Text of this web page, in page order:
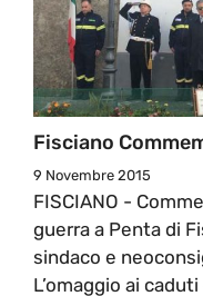
Fisciano
9 Novembre 2015
FISCIANO -
guerra a Penta di
sindaco e
L’omaggio ai